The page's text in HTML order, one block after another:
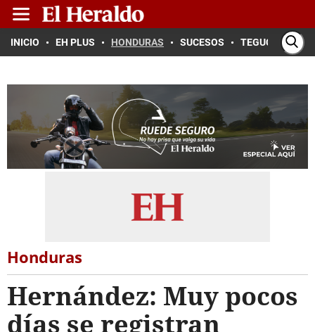
INICIO EH PLUS HONDURAS SUCESOS TEGUCIGALPA
Honduras
Hernández: Muy pocos
días se registran